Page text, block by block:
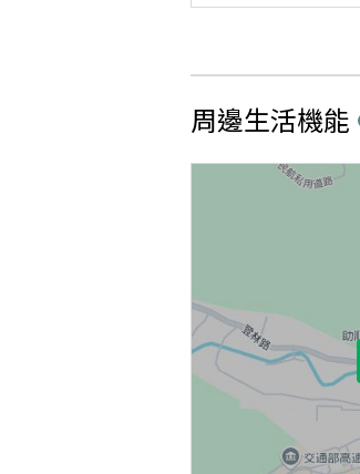
周邊生活機能